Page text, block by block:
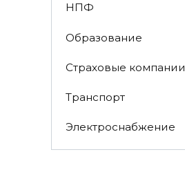
НПФ
Образование
Страховые компании
Транспорт
Электроснабжение